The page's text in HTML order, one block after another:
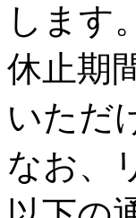
します。
休止期
いただ
なお、